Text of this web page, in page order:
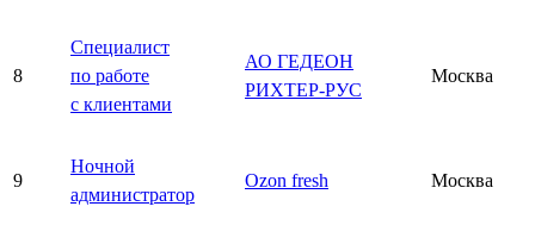
8
Специалист
по работе
с клиентами
АО ГЕДЕОН
РИХТЕР-РУС
Москва
9
Ночной
администратор
Ozon fresh Москва